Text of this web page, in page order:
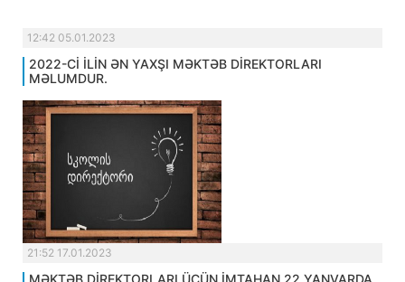
12:42 05.01.2023
2022-Cİ İLİN ƏN YAXŞI MƏKTƏB DİREKTORLARI
MƏLUMDUR.
21:52 17.01.2023
MƏKTƏB DİREKTORLARI ÜÇÜN İMTAHAN 22 YANVARDA